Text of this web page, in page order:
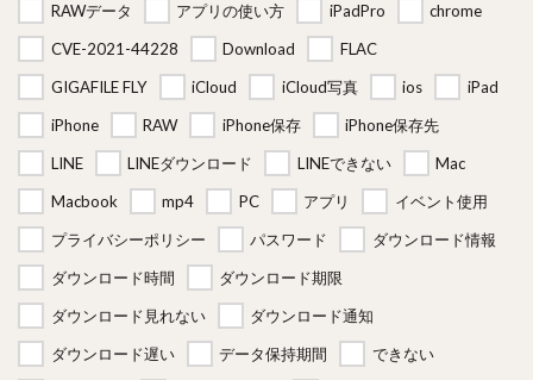
RAWデータ
アプリの使い方 iPadPro
chrome
CVE-2021-44228
Download
FLAC
GIGAFILE FLY
iCloud iCloud写真 ios
iPad
iPhone
RAW iPhone保存
iPhone保存先
LINE
LINEダウンロード LINEできない
Mac
Macbook
mp4 PC アプリ
イベント使用
プライバシーポリシー
パスワード
ダウンロード情報
ダウンロード時間
ダウンロード期限
ダウンロード見れない
ダウンロード通知
ダウンロード遅い
データ保持期間
できない